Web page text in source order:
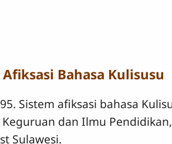
Bahasa Kulisusu
Sistem afiksasi bahasa
Keguruan dan Ilmu
Sulawesi.